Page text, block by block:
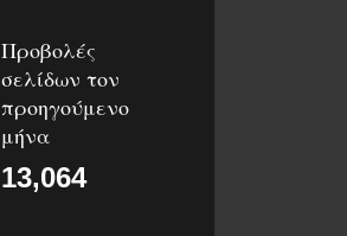
Προβολές
σελίδων τον
προηγούμενο
μήνα
13,064